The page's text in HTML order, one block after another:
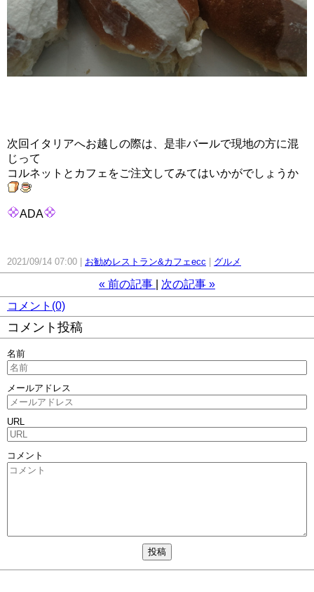
次回イタリアへお越しの際は、是非バールで現地の方に混
じって
コルネットとカフェをご注文してみてはいかがでしょうか
ADA
2021/09/14 07:00 お勧めレストラン&カフェecc グルメ
« 前の記事 次の記事 »
コメント(0)
コメント投稿
名前
メールアドレス
URL
コメント